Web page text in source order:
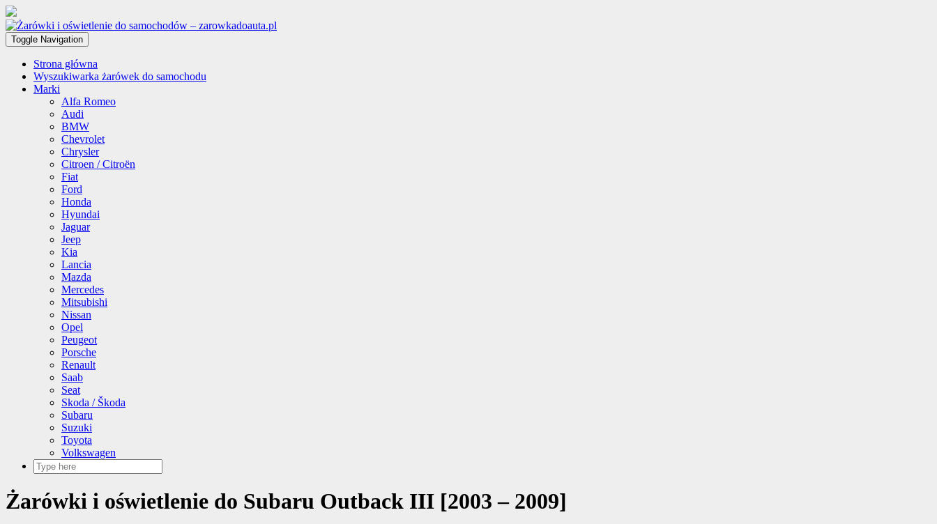
Toggle Navigation
Strona główna
Wyszukiwarka żarówek do samochodu
Marki
Alfa Romeo
Audi
BMW
Chevrolet
Chrysler
Citroen / Citroën
Fiat
Ford
Honda
Hyundai
Jaguar
Jeep
Kia
Lancia
Mazda
Mercedes
Mitsubishi
Nissan
Opel
Peugeot
Porsche
Renault
Saab
Seat
Skoda / Škoda
Subaru
Suzuki
Toyota
Volkswagen
Żarówki i oświetlenie do Subaru Outback III [2003 – 2009]